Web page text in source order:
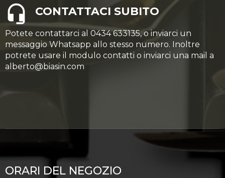
CONTATTACI SUBITO
Potete contattarci al 0434 633135, o inviarci un
messaggio Whatsapp allo stesso numero. Inoltre
potrete usare il modulo contatti o inviarci una mail a
alberto@biasin.com
ORARI DEL NEGOZIO